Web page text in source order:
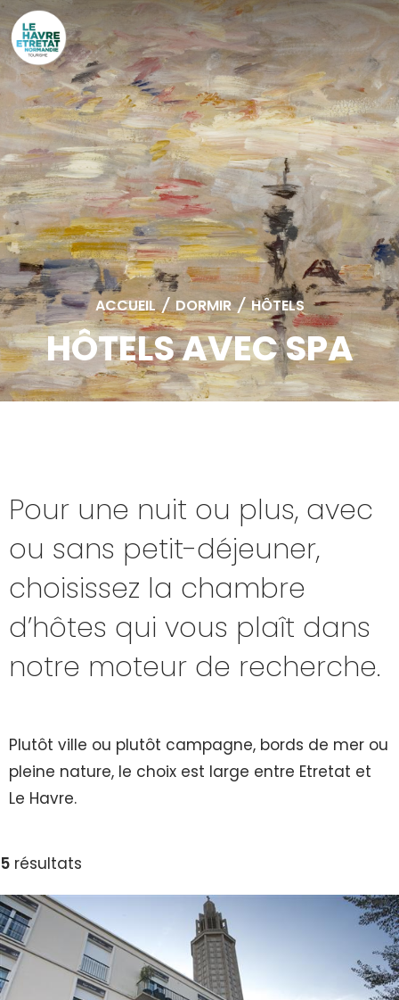
ACCUEIL / DORMIR / HÔTELS
HÔTELS AVEC SPA
Pour une nuit ou plus, avec
ou sans petit-déjeuner,
choisissez la chambre
d’hôtes qui vous plaît dans
notre moteur de recherche.
Plutôt ville ou plutôt campagne, bords de mer ou
pleine nature, le choix est large entre Etretat et
Le Havre.
5 résultats
Cookies management panel